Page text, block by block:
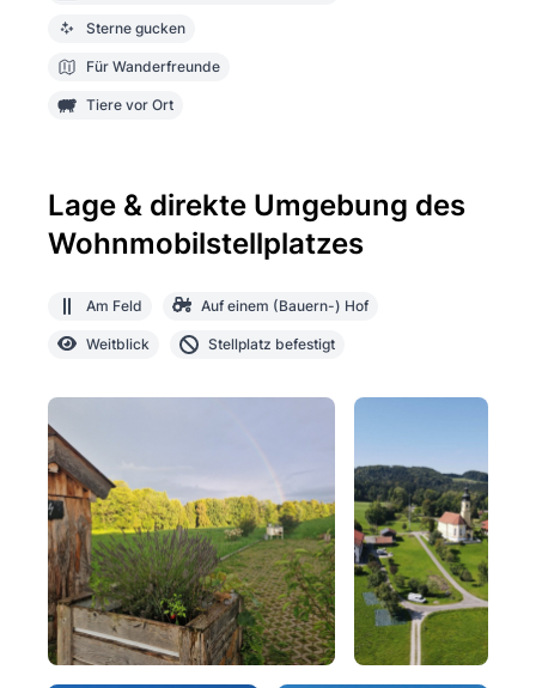
Sterne gucken
Für Wanderfreunde
Tiere vor Ort
Lage & direkte Umgebung des
Wohnmobilstellplatzes
Am Feld Auf einem (Bauern-) Hof
Weitblick Stellplatz befestigt